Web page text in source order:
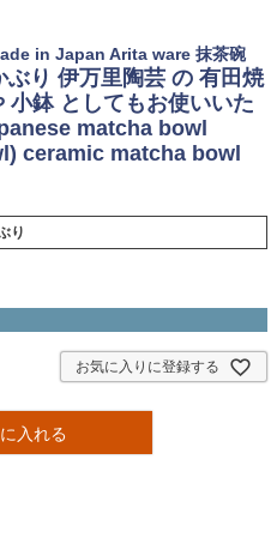
in Japan Arita ware 抹茶碗
り 伊万里陶芸 の 有田焼
小鉢 としてもお使いいた
matcha bowl
ceramic matcha bowl
り
お気に入りに登録する
入れる